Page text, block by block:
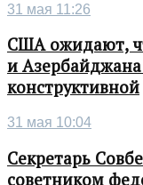
31 мая 11:26
США ожидают,
и
конструктивной
31 мая 10:04
Секретарь
советником